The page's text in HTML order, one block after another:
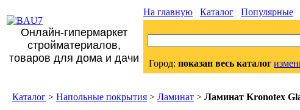
Онлайн-гипермаркет
стройматериалов,
товаров для дома и дачи
На главную Каталог Популярные
Город: показан весь каталог
Каталог > Напольные покрытия > Ламинат > Ламинат Kronotex